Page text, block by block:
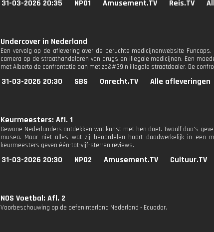
31-03-2026 20:35 NPO1 Amusement.TV Reis.TV
Undercover in Nederland
Een vervolg op de aflevering over de beruchte medicijnenwebsite
camera op de straathandelaren van drugs en illegale medicijnen. Een
met Alberto de confrontatie aan met zo&#39;n illegale straatdealer. De
31-03-2026 20:30 SBS Onrecht.TV Alle afleveringen
Keurmeesters: Afl. 1
Gewone Nederlanders ontdekken wat kunst met hen doet. Twaalf duo's
musea. Maar niet alles wat zij beoordelen hoort daadwerkelijk in een
keurmeesters geven één-tot-vijf-sterren reviews.
31-03-2026 20:30 NPO2 Amusement.TV Cultuur.TV
NOS Voetbal: Afl. 2
Voorbeschouwing op de oefeninterland Nederland - Ecuador.